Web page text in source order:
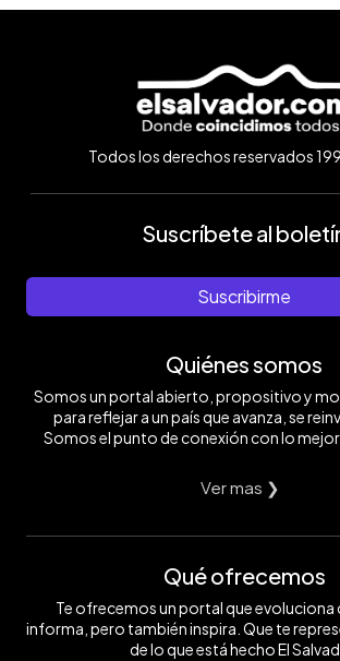
Todos los derechos reservados
Suscríbete al
Suscribirme
Quiénes somos
Somos un portal abierto, propositivo y
para reflejar a un país que avanza, se
Somos el punto de conexión con lo mejor
Ver mas ❯
Qué ofrecemos
Te ofrecemos un portal que
informa, pero también inspira. Que te
de lo que está hecho El